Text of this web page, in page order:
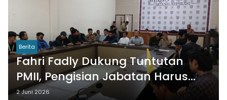
Berita
Fahri Fadly Dukung Tuntutan
PMII, Pengisian Jabatan Harus
Profesional dan Berkompeten
2 Juni 2026